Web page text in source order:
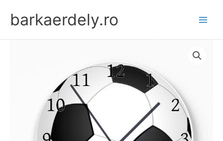
contentbarkaerdely.ro